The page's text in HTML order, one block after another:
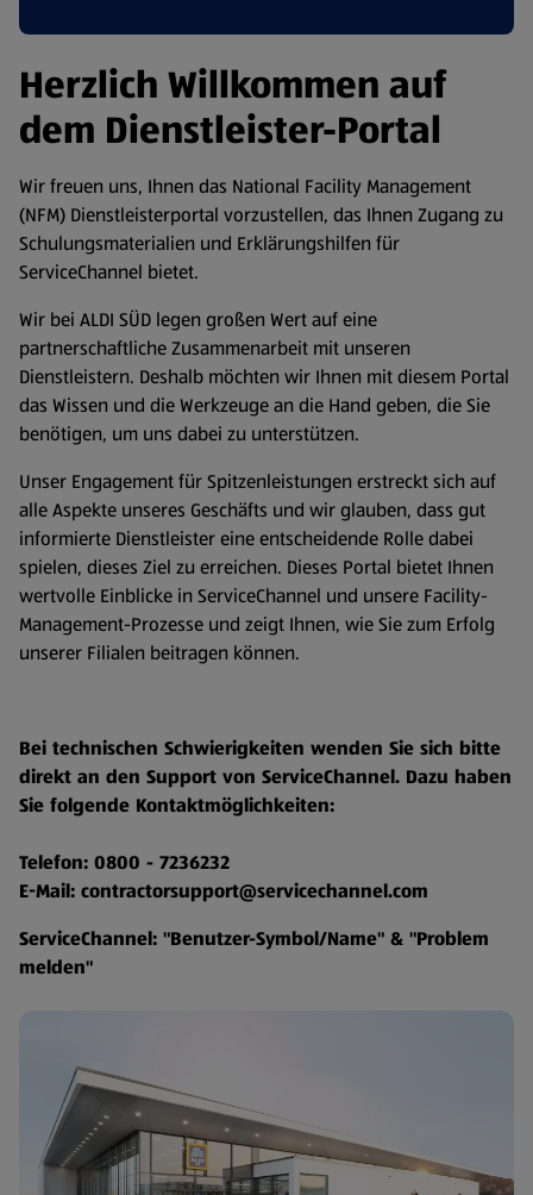
Herzlich Willkommen auf
dem Dienstleister-Portal
Wir freuen uns, Ihnen das National Facility Management
(NFM) Dienstleisterportal vorzustellen, das Ihnen Zugang zu
Schulungsmaterialien und Erklärungshilfen für
ServiceChannel bietet.
Wir bei ALDI SÜD legen großen Wert auf eine
partnerschaftliche Zusammenarbeit mit unseren
Dienstleistern. Deshalb möchten wir Ihnen mit diesem Portal
das Wissen und die Werkzeuge an die Hand geben, die Sie
benötigen, um uns dabei zu unterstützen.
Unser Engagement für Spitzenleistungen erstreckt sich auf
alle Aspekte unseres Geschäfts und wir glauben, dass gut
informierte Dienstleister eine entscheidende Rolle dabei
spielen, dieses Ziel zu erreichen. Dieses Portal bietet Ihnen
wertvolle Einblicke in ServiceChannel und unsere Facility-
Management-Prozesse und zeigt Ihnen, wie Sie zum Erfolg
unserer Filialen beitragen können.
Bei technischen Schwierigkeiten wenden Sie sich bitte
direkt an den Support von ServiceChannel. Dazu haben
Sie folgende Kontaktmöglichkeiten:
Telefon: 0800 - 7236232
E-Mail: contractorsupport@servicechannel.com
ServiceChannel: "Benutzer-Symbol/Name" & "Problem
melden"